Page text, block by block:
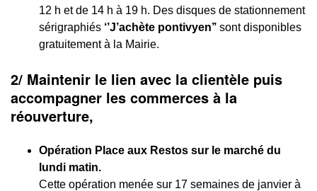
12 h et de 14 h à 19 h. Des disques de stationnement
sérigraphiés ‘’J’achète pontivyen’’ sont disponibles
gratuitement à la Mairie.
2/ Maintenir le lien avec la clientèle puis
accompagner les commerces à la
réouverture,
Opération Place aux Restos sur le marché du
lundi matin.
Cette opération menée sur 17 semaines de janvier à